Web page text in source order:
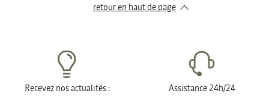
retour en haut de page​
Recevez nos actualités : Assistance 24h/24